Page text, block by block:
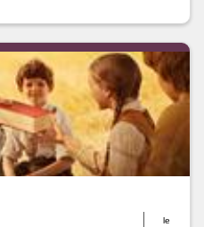
le